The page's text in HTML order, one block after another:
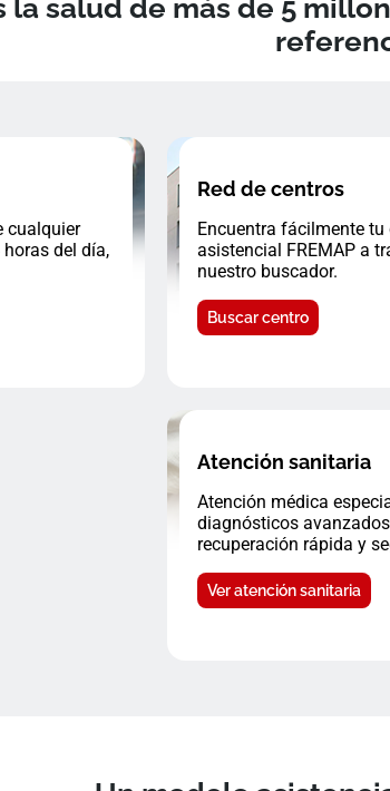
la salud de más de 5
cualquier
del día,
Red de centros
Encuentra fácilmente tu
asistencial FREMAP a
nuestro buscador.
Buscar centro
Atención sanitaria
Atención médica
diagnósticos
recuperación rápida y
Ver atención sanitaria